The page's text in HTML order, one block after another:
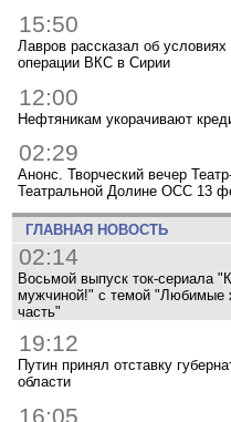
15:50
Лавров рассказал об
операции ВКС в Сирии
12:00
Нефтяникам укорачивают
02:29
Анонс. Творческий вечер
Театральной Долине ОСС 13
ГЛАВНАЯ НОВОСТЬ
02:14
Восьмой выпуск ток-сериала
мужчиной!" с темой "Любимые
часть"
19:12
Путин принял отставку
области
16:05